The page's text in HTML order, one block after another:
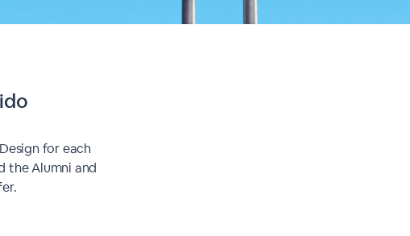
for each
the Alumni and